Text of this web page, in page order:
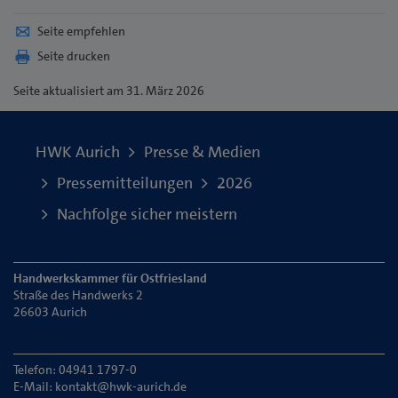
Seite empfehlen
Seite drucken
Seiteaktualisiert am 31. März 2026
HWK Aurich
Presse & Medien
Pressemitteilungen
2026
Nachfolge sicher meistern
Handwerkskammer für Ostfriesland
Straße des Handwerks 2
26603 Aurich
Telefon: 04941 1797-0
E-Mail: kontakt@hwk-aurich.de